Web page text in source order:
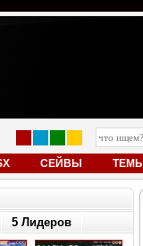
СЕЙВЫ ТЕМЫ
5 Лидеров